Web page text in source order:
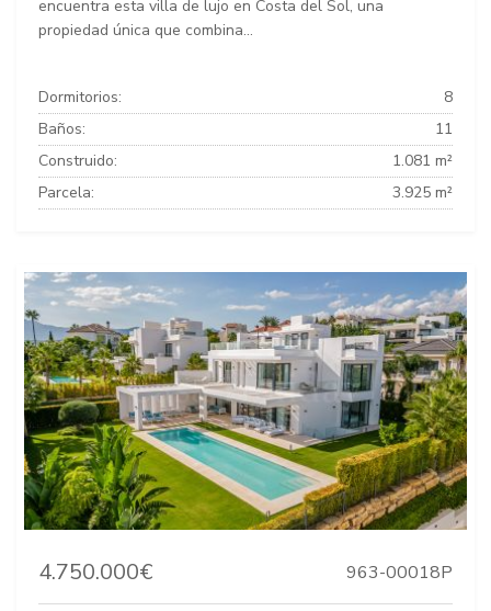
encuentra esta villa de lujo en Costa del Sol, una
propiedad única que combina...
Dormitorios:
8
Baños:
11
Construido:
1.081 m²
Parcela:
3.925 m²
4.750.000€ 963-00018P